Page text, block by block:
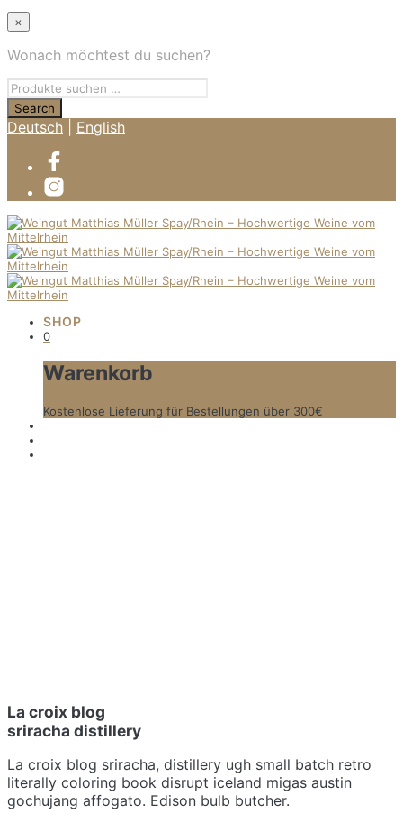
×
Wonach möchtest du suchen?
Deutsch English
SHOP
0
Warenkorb
Kostenlose Lieferung für Bestellungen über 300€
La croix blog
sriracha distillery
La croix blog sriracha, distillery ugh small batch retro
literally coloring book disrupt iceland migas austin
gochujang affogato. Edison bulb butcher.